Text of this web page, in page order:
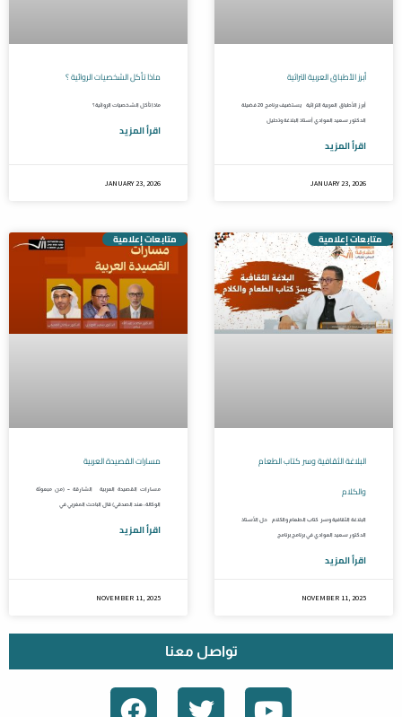
ماذا تأكل الشخصيات الروائية ؟
ماذا تأكل الشخصيات الروائية ؟
اقرأ المزيد
JANUARY 23, 2026
أبرز الأطباق العربية التراثية
أبرز الأطباق العربية التراثية يستضيف برنامج 20 فضيلة
الدكتور سعيد العوادي أستاذ البلاغة وتحليل
اقرأ المزيد
JANUARY 23, 2026
متابعات إعلامية
مسارات القصيدة العربية
مسارات القصيدة العربية الشارقة – (من مبعوثة
الوكالة: هند الصدقي) قال الباحث المغربي في
اقرأ المزيد
NOVEMBER 11, 2025
متابعات إعلامية
البلاغة الثقافية وسر كتاب الطعام
والكلام
البلاغة الثقافية وسر كتاب الطعام والكلام حل الأستاذ
الدكتور سعيد العوادي في برنامج برنامج
اقرأ المزيد
NOVEMBER 11, 2025
تواصل معنا
F T Y